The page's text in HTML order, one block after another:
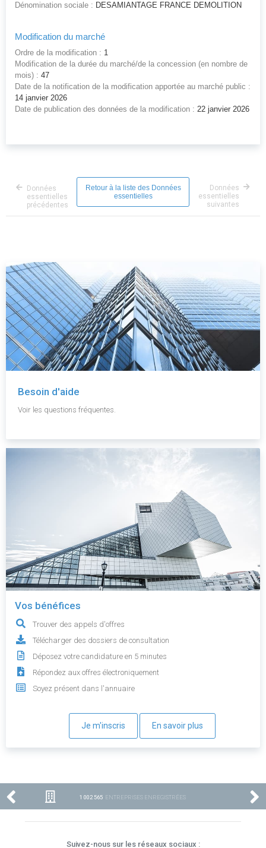
Dénomination sociale : DESAMIANTAGE FRANCE DEMOLITION
Modification du marché
Ordre de la modification : 1
Modification de la durée du marché/de la concession (en nombre de
mois) : 47
Date de la notification de la modification apportée au marché public :
14 janvier 2026
Date de publication des données de la modification : 22 janvier 2026
Données
essentielles
précédentes
Retour à la liste des Données
essentielles
Données
essentielles
suivantes
Besoin d'aide
Voir les questions fréquentes.
Vos bénéfices
Trouver des appels d'offres
Télécharger des dossiers de consultation
Déposez votre candidature en 5 minutes
Répondez aux offres électroniquement
Soyez présent dans l'annuaire
Je m'inscris En savoir plus
1 002 565 ENTREPRISES ENREGISTRÉES
Suivez-nous sur les réseaux sociaux :